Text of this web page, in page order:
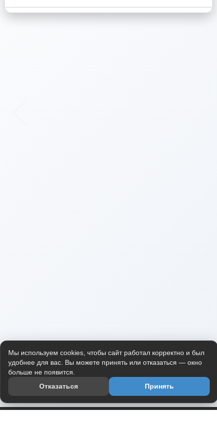
Мы используем cookies, чтобы сайт работал корректно и был
удобнее для вас. Вы можете принять или отказаться — окно
больше не появится.
Отказаться
Принять